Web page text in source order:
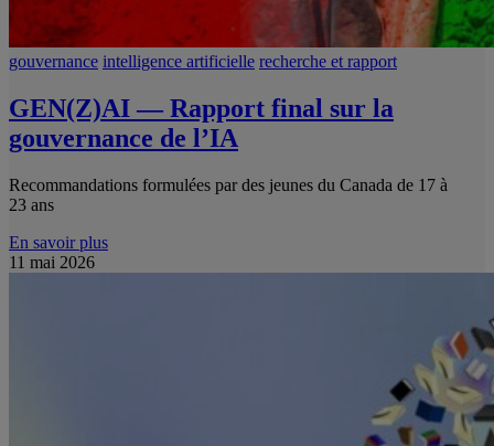
gouvernance intelligence artificielle recherche et rapport
GEN(Z)AI — Rapport final sur la
gouvernance de l’IA
Recommandations formulées par des jeunes du Canada de 17 à
23 ans
En savoir plus
11 mai 2026